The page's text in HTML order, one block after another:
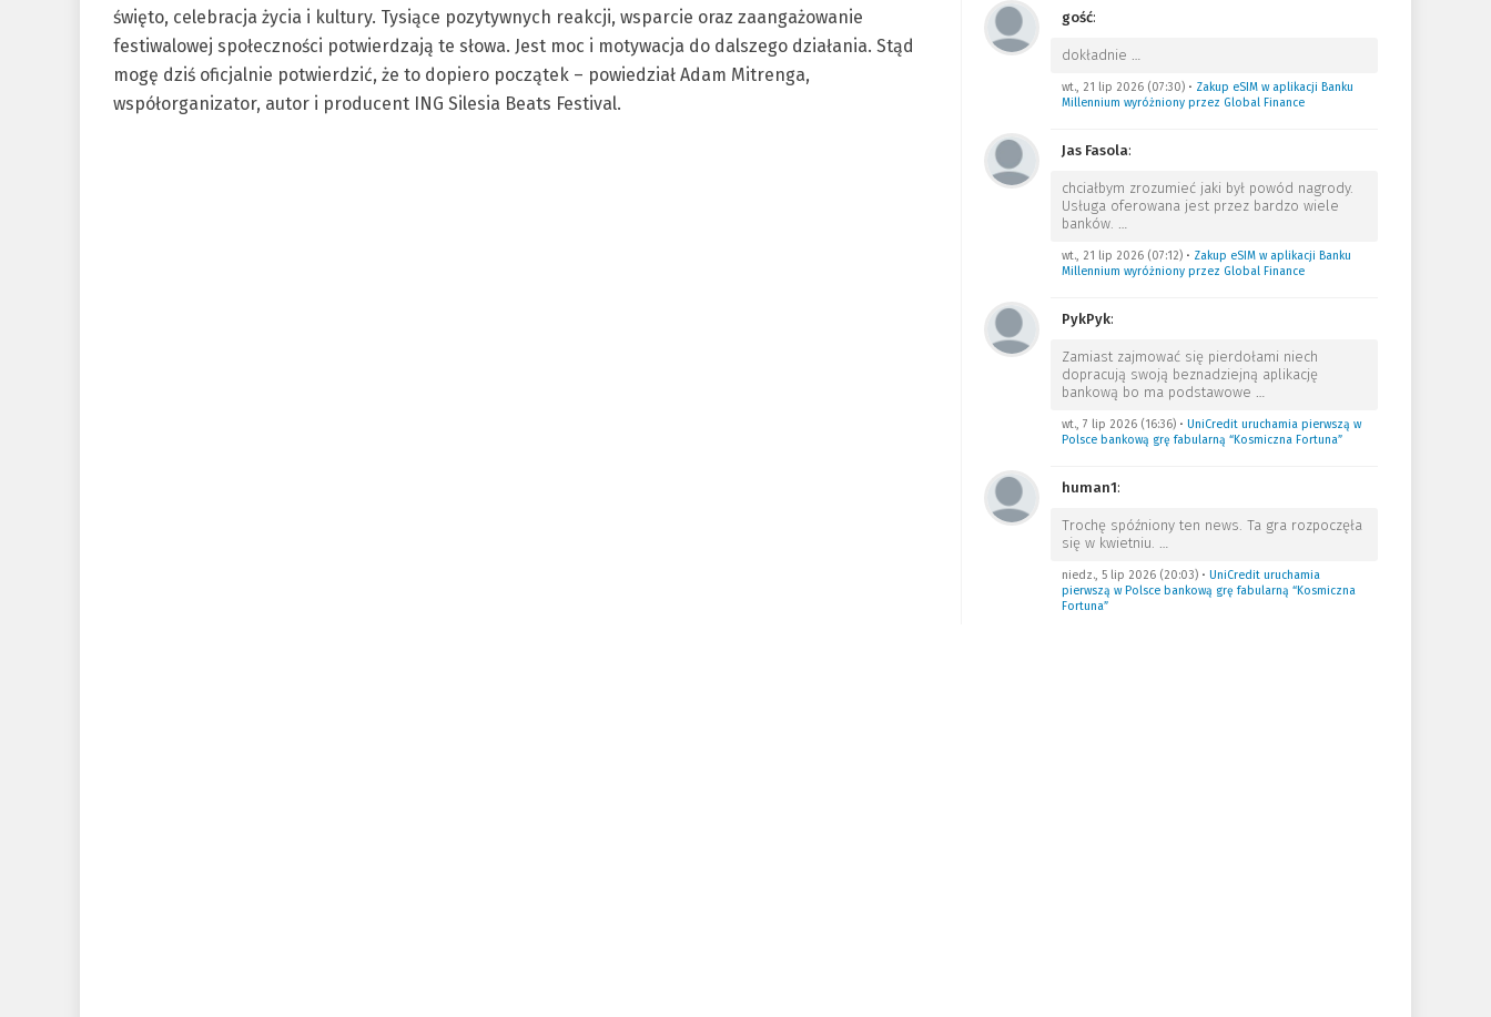
święto, celebracja życia i kultury. Tysiące pozytywnych reakcji, wsparcie oraz zaangażowanie
festiwalowej społeczności potwierdzają te słowa. Jest moc i motywacja do dalszego działania. Stąd
mogę dziś oficjalnie potwierdzić, że to dopiero początek – powiedział Adam Mitrenga,
współorganizator, autor i producent ING Silesia Beats Festival.
gość:
dokładnie …
wt., 21 lip 2026 (07:30)• Zakup eSIM w aplikacji Banku
Millennium wyróżniony przez Global Finance
Jas Fasola:
chciałbym zrozumieć jaki był powód nagrody.
Usługa oferowana jest przez bardzo wiele
banków. …
wt., 21 lip 2026 (07:12)• Zakup eSIM w aplikacji Banku
Millennium wyróżniony przez Global Finance
PykPyk:
Zamiast zajmować się pierdołami niech
dopracują swoją beznadziejną aplikację
bankową bo ma podstawowe …
wt., 7 lip 2026 (16:36)• UniCredit uruchamia pierwszą w
Polsce bankową grę fabularną “Kosmiczna Fortuna”
human1:
Trochę spóźniony ten news. Ta gra rozpoczęła
się w kwietniu. …
niedz., 5 lip 2026 (20:03)• UniCredit uruchamia
pierwszą w Polsce bankową grę fabularną “Kosmiczna
Fortuna”